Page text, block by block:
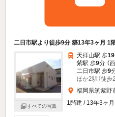
二日市駅より徒歩9分 築13年3ヶ月 1
すべての写真
天拝山駅 歩19
紫駅 歩9分 （
二日市駅 歩9
ほか2駅（徒歩
福岡県筑紫野
1階建 / 13年3ヶ